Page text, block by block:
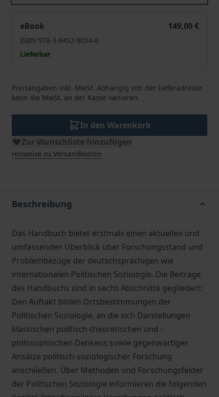
eBook
149,00 €
ISBN 978-3-8452-9054-6
Lieferbar
Preisangaben inkl. MwSt. Abhängig von der Lieferadresse
kann die MwSt. an der Kasse variieren.
In den Warenkorb
Zur Wunschliste hinzufügen
Hinweise zu Versandkosten
Beschreibung
Das Handbuch bietet erstmals einen aktuellen und
umfassenden Überblick über Forschungsstand und
Problembezüge der deutschsprachigen wie
internationalen Politischen Soziologie. Die Beiträge
des Handbuchs sind in sechs Abschnitte gegliedert:
Den Auftakt bilden Ortsbestimmungen der
Politischen Soziologie, an die sich Darstellungen
klassischen politisch-theoretischen und -
philosophischen Denkens sowie gegenwärtiger
Ansätze politisch-soziologischer Forschung
anschließen. Über Methoden und Forschungsfelder
der Politischen Soziologie informieren die folgenden